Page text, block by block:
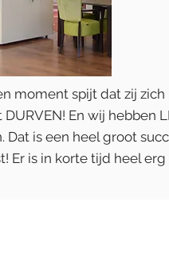
moment spijt dat zij
En wij
Dat is een heel groot
Er is in korte tijd heel